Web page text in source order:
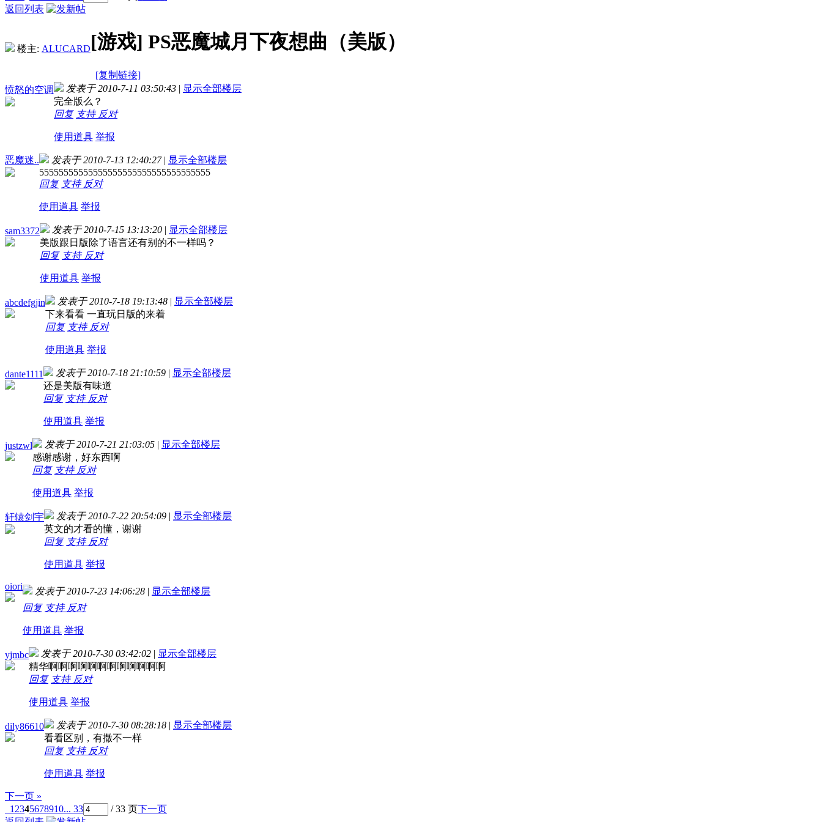
返回列表
楼主: ALUCARD[游戏] PS恶魔城月下夜想曲（美版）
[复制链接]
愤怒的空调
发表于 2010-7-11 03:50:43 | 显示全部楼层
完全版么？
回复 支持 反对
使用道具 举报
恶魔迷.. 发表于 2010-7-13 12:40:27 | 显示全部楼层
55555555555555555555555555555555555
回复 支持 反对
使用道具 举报
sam3372 发表于 2010-7-15 13:13:20 | 显示全部楼层
美版跟日版除了语言还有别的不一样吗？
回复 支持 反对
使用道具 举报
abcdefgjin 发表于 2010-7-18 19:13:48 | 显示全部楼层
下来看看 一直玩日版的来着
回复 支持 反对
使用道具 举报
dante1111 发表于 2010-7-18 21:10:59 | 显示全部楼层
还是美版有味道
回复 支持 反对
使用道具 举报
justzwl 发表于 2010-7-21 21:03:05 | 显示全部楼层
感谢感谢，好东西啊
回复 支持 反对
使用道具 举报
轩辕剑宇 发表于 2010-7-22 20:54:09 | 显示全部楼层
英文的才看的懂，谢谢
回复 支持 反对
使用道具 举报
oiori 发表于 2010-7-23 14:06:28 | 显示全部楼层
回复 支持 反对
使用道具 举报
yjmbc 发表于 2010-7-30 03:42:02 | 显示全部楼层
精华啊啊啊啊啊啊啊啊啊啊啊啊
回复 支持 反对
使用道具 举报
dily86610 发表于 2010-7-30 08:28:18 | 显示全部楼层
看看区别，有撒不一样
回复 支持 反对
使用道具 举报
下一页 »
1 2345678910... 33 / 33 页下一页